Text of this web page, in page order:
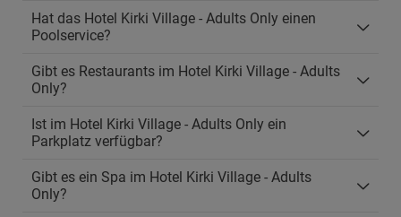
Hat das Hotel Kirki Village - Adults Only einen
Poolservice?
Gibt es Restaurants im Hotel Kirki Village - Adults
Only?
Ist im Hotel Kirki Village - Adults Only ein
Parkplatz verfügbar?
Gibt es ein Spa im Hotel Kirki Village - Adults
Only?